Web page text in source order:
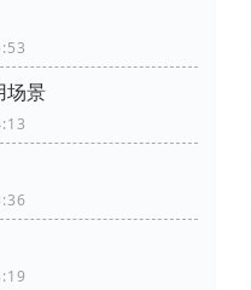
场景